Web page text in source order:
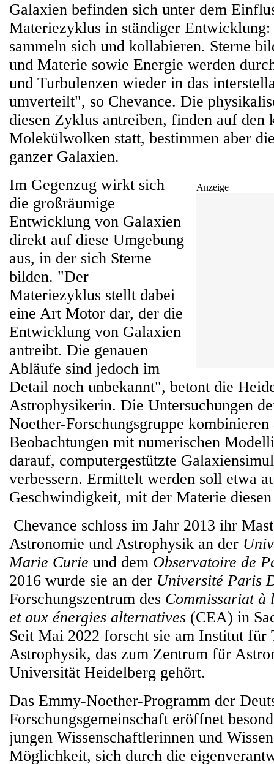
Galaxien befinden sich unter dem
Materiezyklus in ständiger
sammeln sich und kollabieren. Sterne
und Materie sowie Energie werden
und Turbulenzen wieder in das
umverteilt", so Chevance. Die
diesen Zyklus antreiben, finden auf den
Molekülwolken statt, bestimmen aber
ganzer Galaxien.
Anzeige
Im Gegenzug wirkt sich
die großräumige
Entwicklung von Galaxien
direkt auf diese Umgebung
aus, in der sich Sterne
bilden. "Der
Materiezyklus stellt dabei
eine Art Motor dar, der die
Entwicklung von Galaxien
antreibt. Die genauen
Abläufe sind jedoch im
Detail noch unbekannt", betont die
Astrophysikerin. Die Untersuchungen
Noether-Forschungsgruppe kombinieren
Beobachtungen mit numerischen
darauf, computergestützte
verbessern. Ermittelt werden soll etwa
Geschwindigkeit, mit der Materie
Chevance schloss im Jahr 2013 ihr
Astronomie und Astrophysik an der
Marie Curie und dem Observatoire de
2016 wurde sie an der Université Paris
Forschungszentrum des Commissariat à
et aux énergies alternatives (CEA) in
Seit Mai 2022 forscht sie am Institut für
Astrophysik, das zum Zentrum für
Universität Heidelberg gehört.
Das Emmy-Noether-Programm der
Forschungsgemeinschaft eröffnet
jungen Wissenschaftlerinnen und
Möglichkeit, sich durch die